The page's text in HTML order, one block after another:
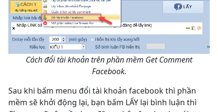
Cách đổi tài khoản trên phần mềm Get Comment
Facebook.
Sau khi bấm menu đổi tài khoản facebook thì phần
mềm sẽ khởi động lại, bạn bấm LẤY lại bình luận thì